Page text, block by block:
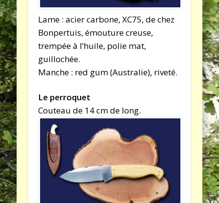
Lame : acier carbone, XC75, de chez
Bonpertuis, émouture creuse,
trempée à l’huile, polie mat,
guillochée.
Manche : red gum (Australie), riveté.
Le perroquet
Couteau de 14 cm de long.